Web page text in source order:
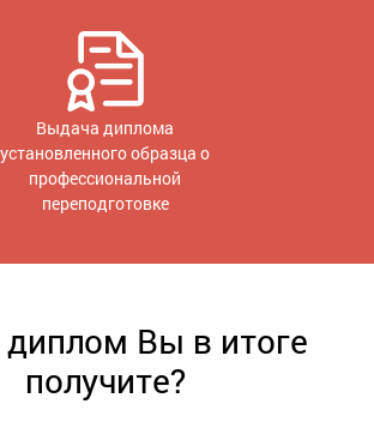
Выдача диплома
установленного образца о
профессиональной
переподготовке
диплом Вы в итоге
получите?